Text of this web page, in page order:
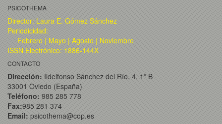
PSICOTHEMA
Director: Laura E. Gómez Sánchez
Periodicidad:
Febrero | Mayo | Agosto | Noviembre
ISSN Electrónico: 1886-144X
CONTACTO
Dirección: Ildelfonso Sánchez del Río, 4, 1º B
33001 Oviedo (España)
Teléfono: 985 285 778
Fax:985 281 374
Email: psicothema@cop.es